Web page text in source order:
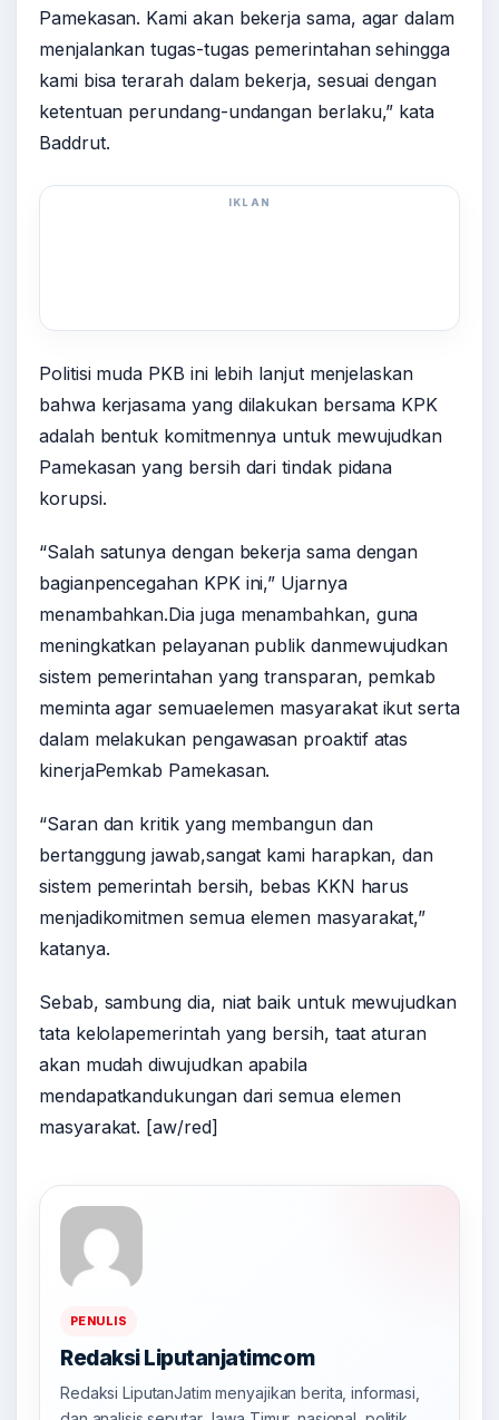
Pamekasan. Kami akan bekerja sama, agar dalam
menjalankan tugas-tugas pemerintahan sehingga
kami bisa terarah dalam bekerja, sesuai dengan
ketentuan perundang-undangan berlaku,” kata
Baddrut.
IKLAN
Politisi muda PKB ini lebih lanjut menjelaskan
bahwa kerjasama yang dilakukan bersama KPK
adalah bentuk komitmennya untuk mewujudkan
Pamekasan yang bersih dari tindak pidana
korupsi.
“Salah satunya dengan bekerja sama dengan
bagianpencegahan KPK ini,” Ujarnya
menambahkan.Dia juga menambahkan, guna
meningkatkan pelayanan publik danmewujudkan
sistem pemerintahan yang transparan, pemkab
meminta agar semuaelemen masyarakat ikut serta
dalam melakukan pengawasan proaktif atas
kinerjaPemkab Pamekasan.
“Saran dan kritik yang membangun dan
bertanggung jawab,sangat kami harapkan, dan
sistem pemerintah bersih, bebas KKN harus
menjadikomitmen semua elemen masyarakat,”
katanya.
Sebab, sambung dia, niat baik untuk mewujudkan
tata kelolapemerintah yang bersih, taat aturan
akan mudah diwujudkan apabila
mendapatkandukungan dari semua elemen
masyarakat. [aw/red]
PENULIS
Redaksi Liputanjatimcom
Redaksi LiputanJatim menyajikan berita, informasi,